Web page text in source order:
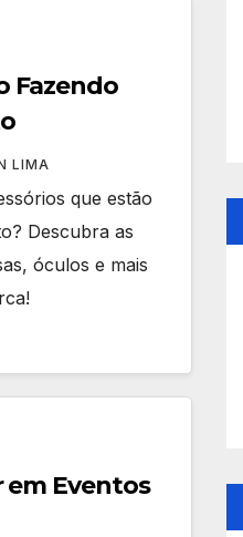
Fazendo
LIMA
que estão
Descubra as
óculos e mais
em Eventos